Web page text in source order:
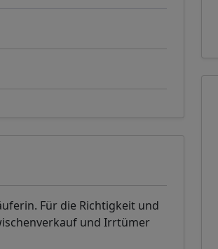
Für die Richtigkeit und
und Irrtümer